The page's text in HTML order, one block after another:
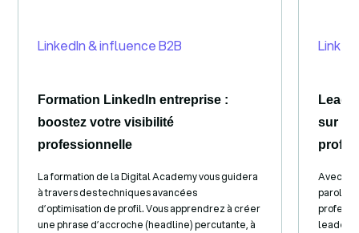
LinkedIn & influence B2B
Formation LinkedIn entreprise :
boostez votre visibilité
professionnelle
La formation de la Digital Academy vous guidera
à travers des techniques avancées
d’optimisation de profil. Vous apprendrez à créer
une phrase d’accroche (headline) percutante, à
sur
Avec la
parole
leader